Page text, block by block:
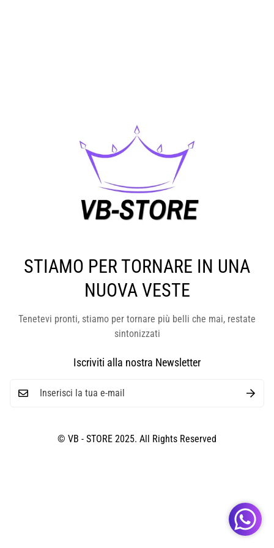
STIAMO PER TORNARE IN UNA
NUOVA VESTE
Tenetevi pronti, stiamo per tornare più belli che mai, restate
sintonizzati
Iscriviti alla nostra Newsletter
© VB - STORE 2025. All Rights Reserved